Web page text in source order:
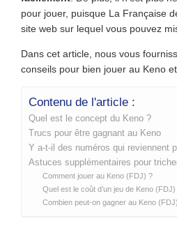
pour jouer, puisque La Française
site web sur lequel vous pouvez
Dans cet article, nous vous
conseils pour bien jouer au Keno
Contenu de l'article :
Quel est le concept du Keno ?
Trucs pour être gagnant au Keno
Y a-t-il des numéros qui reviennent
Astuces supplémentaires pour
Comment jouer au Keno (FDJ) ?
Quel est le coût d’un jeu de Keno (FDJ)
Combien peut-on gagner au Keno